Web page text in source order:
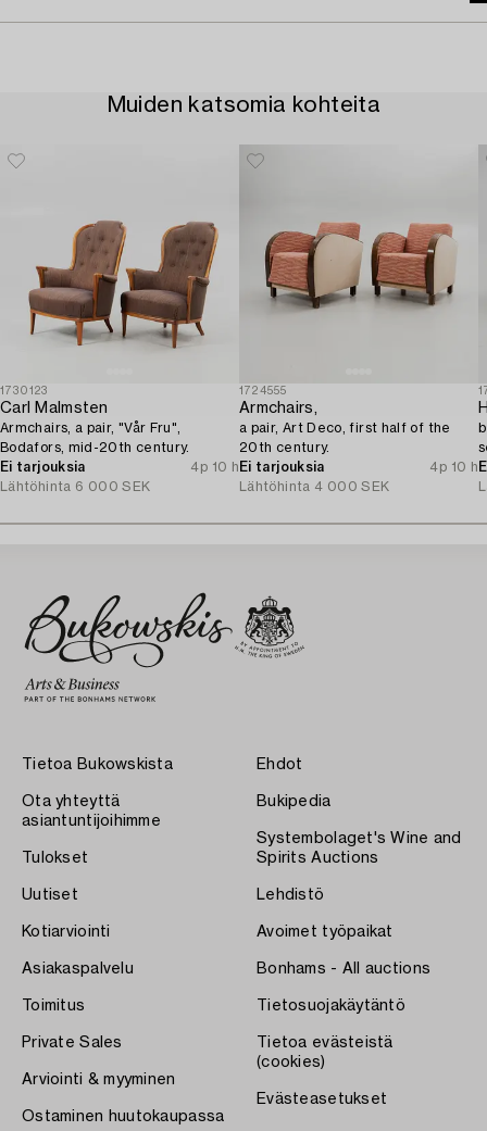
Muiden katsomia kohteita
1730123
Carl Malmsten
Armchairs, a pair, "Vår Fru",
Bodafors, mid-20th century.
Ei tarjouksia
4p 10 h
Lähtöhinta 6 000 SEK
1724555
Armchairs,
a pair, Art Deco, first half of the
20th century.
Ei tarjouksia
4p 10 h
Lähtöhinta 4 000 SEK
Tietoa Bukowskista
Ota yhteyttä
asiantuntijoihimme
Tulokset
Uutiset
Kotiarviointi
Asiakaspalvelu
Toimitus
Private Sales
Arviointi & myyminen
Ostaminen huutokaupassa
Ehdot
Bukipedia
Systembolaget's Wine and
Spirits Auctions
Lehdistö
Avoimet työpaikat
Bonhams - All auctions
Tietosuojakäytäntö
Tietoa evästeistä
(cookies)
Evästeasetukset